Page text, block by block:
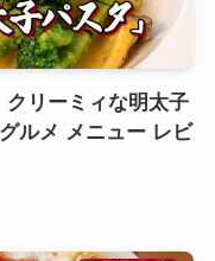
クリーミィな明太子
ルメ メニュー レビ